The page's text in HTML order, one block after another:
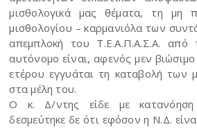
μισθολογικά μας θέματα, τη μη
μισθολογίου – καρμανιόλα των
απεμπλοκή του Τ.Ε.Α.Π.Α.Σ.Α. από
αυτόνομο είναι, αφενός μεν
ετέρου εγγυάται τη καταβολή των
στα μέλη του.
Ο κ. Δ/ντης είδε με
δεσμεύτηκε δε ότι εφόσον η Ν.Δ.